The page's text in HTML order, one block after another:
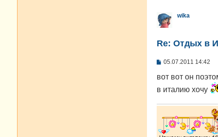
wika
Re: Отдых в
С
о
щ
н
е
05.07.2011 14:42
вот вот он
в италию хочу